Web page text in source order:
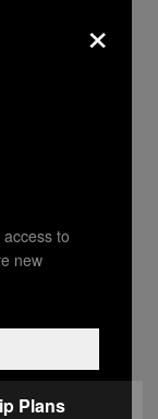
șteargă
×
to
new
Plans